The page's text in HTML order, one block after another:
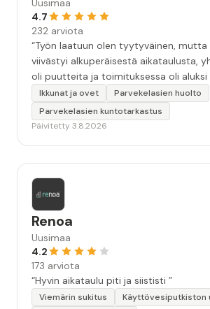
Uusimaa
4.7
232 arviota
“Työn laatuun olen tyytyväinen,
viivästyi alkuperäisestä aikataulusta,
oli puutteita ja toimituksessa oli aluksi
mikä aiheutti ylimääräistä odottelua.
saatiin ratkaistua ja työ valmistui, joten
kokonaiskokemus jäi kohtalaiseksi.
Ikkunat ja ovet
Parvekelasien huolto
Parvekelasien kuntotarkastus
Päivitetty 3.8.2026
Renoa
Uusimaa
4.2
173 arviota
“Hyvin aikataulu piti ja siististi ”
Viemärin sukitus Käyttövesiputkiston